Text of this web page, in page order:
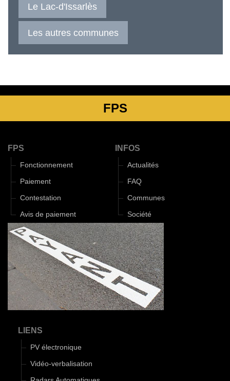
Le Lac-d'Issarlès
Les autres communes
FPS
FPS
Fonctionnement
Paiement
Contestation
Avis de paiement
INFOS
Actualités
FAQ
Communes
Société
LIENS
PV électronique
Vidéo-verbalisation